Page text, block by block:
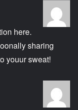
here.
sharing
youur sweat!